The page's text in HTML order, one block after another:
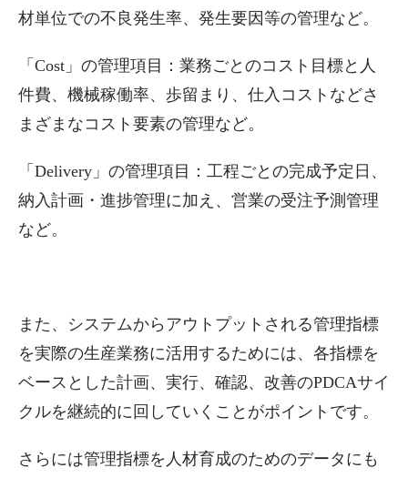
材単位での不良発生率、発生要因等の管理など。
「Cost」の管理項目：業務ごとのコスト目標と人
件費、機械稼働率、歩留まり、仕入コストなどさ
まざまなコスト要素の管理など。
「Delivery」の管理項目：工程ごとの完成予定日、
納入計画・進捗管理に加え、営業の受注予測管理
など。
また、システムからアウトプットされる管理指標
を実際の生産業務に活用するためには、各指標を
ベースとした計画、実行、確認、改善のPDCAサイ
クルを継続的に回していくことがポイントです。
さらには管理指標を人材育成のためのデータにも